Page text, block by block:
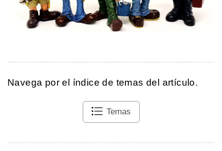
Navega por el índice de temas del artículo.
Temas